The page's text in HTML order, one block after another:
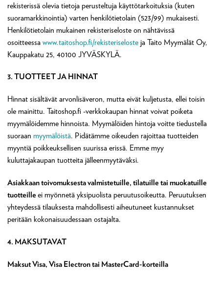
rekisterissä olevia tietoja perusteltuja käyttötarkoituksia (kuten
suoramarkkinointia) varten henkilötietolain (523/99) mukaisesti.
Henkilötietolain mukainen rekisteriseloste on nähtävissä
osoitteessa www.taitoshop.fi/rekisteriseloste ja Taito Myymälät Oy,
Kauppakatu 25, 40100 JYVÄSKYLÄ.
3. TUOTTEET JA HINNAT
Hinnat sisältävät arvonlisäveron, mutta eivät kuljetusta, ellei toisin
ole mainittu. Taitoshop.fi -verkkokaupan hinnat voivat poiketa
myymälöidemme hinnoista. Myymälöiden hintoja voitte tiedustella
suoraan myymälöistä. Pidätämme oikeuden rajoittaa tuotteiden
myyntiä poikkeuksellisen suurissa erissä. Emme myy
kuluttajakaupan tuotteita jälleenmyytäväksi.
Asiakkaan toivomuksesta valmistetuille, tilatuille tai muokatuille
tuotteilleei myönnetä yksipuolista peruutusoikeutta. Peruutuksen
yhteydessä tilauksesta mahdollisesti aiheutuneet kustannukset
peritään kokonaisuudessaan ostajalta.
4. MAKSUTAVAT
Maksut Visa, Visa Electron tai MasterCard-korteilla